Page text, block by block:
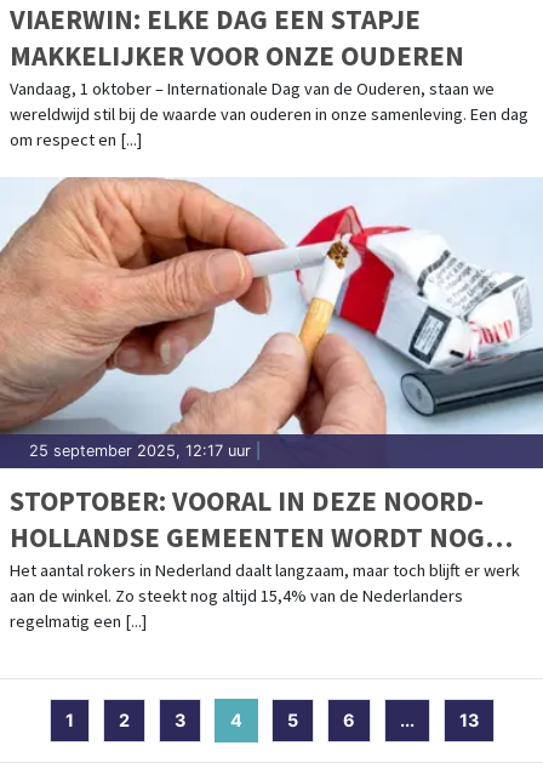
VIAERWIN: ELKE DAG EEN STAPJE
MAKKELIJKER VOOR ONZE OUDEREN
Vandaag, 1 oktober – Internationale Dag van de Ouderen, staan we
wereldwijd stil bij de waarde van ouderen in onze samenleving. Een dag
om respect en [...]
25 september 2025, 12:17 uur
STOPTOBER: VOORAL IN DEZE NOORD-
HOLLANDSE GEMEENTEN WORDT NOG
VOLOP GEROOKT
Het aantal rokers in Nederland daalt langzaam, maar toch blijft er werk
aan de winkel. Zo steekt nog altijd 15,4% van de Nederlanders
regelmatig een [...]
1 2 3 4 (current)
5 6 ... 13